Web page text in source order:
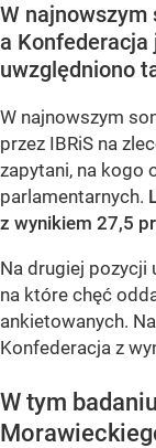
W najnowszym
a Konfederacja
uwzględniono
W najnowszym
przez IBRiS na
zapytani, na kogo
parlamentarnych.
z wynikiem 27,5
Na drugiej pozycji
na które chęć
ankietowanych.
Konfederacja z
W tym